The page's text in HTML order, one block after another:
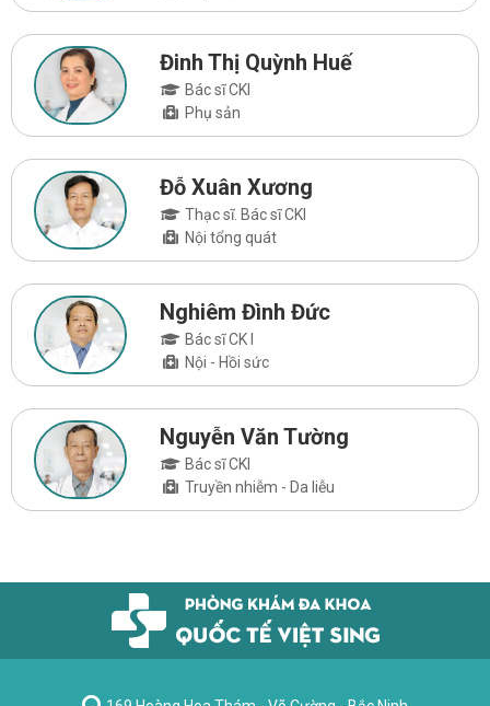
Đinh Thị Quỳnh Huế
Bác sĩ CKI
Phụ sản
Đỗ Xuân Xương
Thạc sĩ. Bác sĩ CKI
Nội tổng quát
Nghiêm Đình Đức
Bác sĩ CK I
Nội - Hồi sức
Nguyễn Văn Tường
Bác sĩ CKI
Truyền nhiễm - Da liễu